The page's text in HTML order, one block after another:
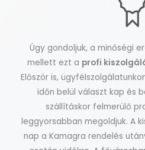
Úgy gondoljuk, a minőségi
mellett ezt a profi
Először is,
időn belül választ kap és
szállításkor felmerülő
leggyorsabban megoldjuk. A
nap a Kamagra rendelés